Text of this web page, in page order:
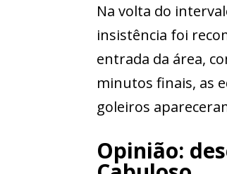
Na volta do
insistência foi
entrada da área,
minutos finais, as
goleiros
Opinião: